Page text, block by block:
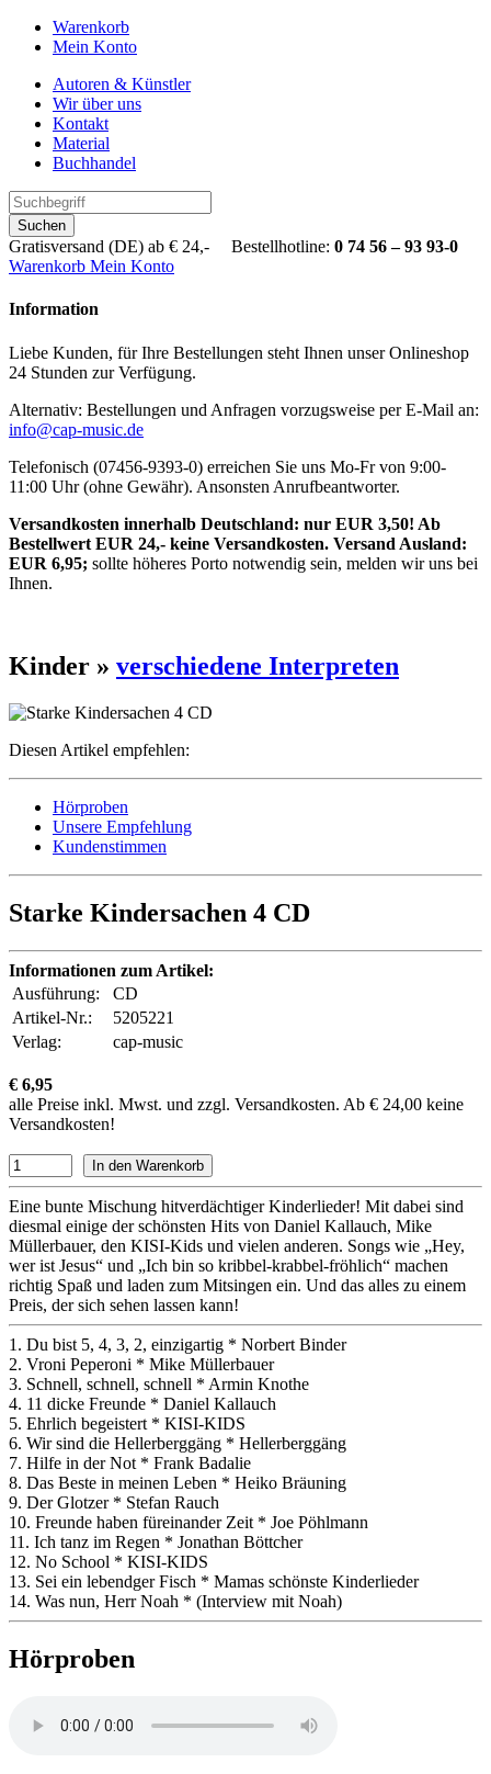
Warenkorb
Mein Konto
Autoren & Künstler
Wir über uns
Kontakt
Material
Buchhandel
Suchen
Gratisversand (DE) ab € 24,- Bestellhotline: 0 74 56 – 93 93-0
Warenkorb Mein Konto
Information
Liebe Kunden, für Ihre Bestellungen steht Ihnen unser Onlineshop
24 Stunden zur Verfügung.
Alternativ: Bestellungen und Anfragen vorzugsweise per E-Mail an:
info@cap-music.de
Telefonisch (07456-9393-0) erreichen Sie uns Mo-Fr von 9:00-
11:00 Uhr (ohne Gewähr). Ansonsten Anrufbeantworter.
Versandkosten innerhalb Deutschland: nur EUR 3,50! Ab
Bestellwert EUR 24,- keine Versandkosten. Versand Ausland:
EUR 6,95; sollte höheres Porto notwendig sein, melden wir uns bei
Ihnen.
Kinder » verschiedene Interpreten
Diesen Artikel empfehlen:
Hörproben
Unsere Empfehlung
Kundenstimmen
Starke Kindersachen 4 CD
Informationen zum Artikel:
Ausführung:
CD
Artikel-Nr.:
5205221
Verlag:
cap-music
€ 6,95
alle Preise inkl. Mwst. und zzgl. Versandkosten. Ab € 24,00 keine
Versandkosten!
Eine bunte Mischung hitverdächtiger Kinderlieder! Mit dabei sind
diesmal einige der schönsten Hits von Daniel Kallauch, Mike
Müllerbauer, den KISI-Kids und vielen anderen. Songs wie „Hey,
wer ist Jesus“ und „Ich bin so kribbel-krabbel-fröhlich“ machen
richtig Spaß und laden zum Mitsingen ein. Und das alles zu einem
Preis, der sich sehen lassen kann!
1. Du bist 5, 4, 3, 2, einzigartig * Norbert Binder
2. Vroni Peperoni * Mike Müllerbauer
3. Schnell, schnell, schnell * Armin Knothe
4. 11 dicke Freunde * Daniel Kallauch
5. Ehrlich begeistert * KISI-KIDS
6. Wir sind die Hellerberggäng * Hellerberggäng
7. Hilfe in der Not * Frank Badalie
8. Das Beste in meinen Leben * Heiko Bräuning
9. Der Glotzer * Stefan Rauch
10. Freunde haben füreinander Zeit * Joe Pöhlmann
11. Ich tanz im Regen * Jonathan Böttcher
12. No School * KISI-KIDS
13. Sei ein lebendger Fisch * Mamas schönste Kinderlieder
14. Was nun, Herr Noah * (Interview mit Noah)
Hörproben